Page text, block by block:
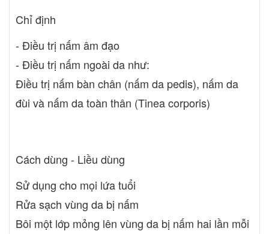
Chỉ định
- Điều trị nấm âm đạo
- Điều trị nấm ngoài da như:
Điều trị nấm bàn chân (nấm da pedis), nấm da
đùi và nấm da toàn thân (Tinea corporis)
Cách dùng - Liều dùng
Sử dụng cho mọi lứa tuổi
Rửa sạch vùng da bị nấm
Bôi một lớp mỏng lên vùng da bị nấm hai lần mỗi